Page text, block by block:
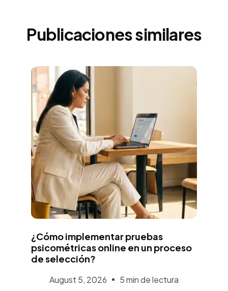
Publicaciones similares
Aurora Martínez
¿Cómo implementar pruebas
psicométricas online en un proceso
de selección?
August 5, 2026
5 min de lectura